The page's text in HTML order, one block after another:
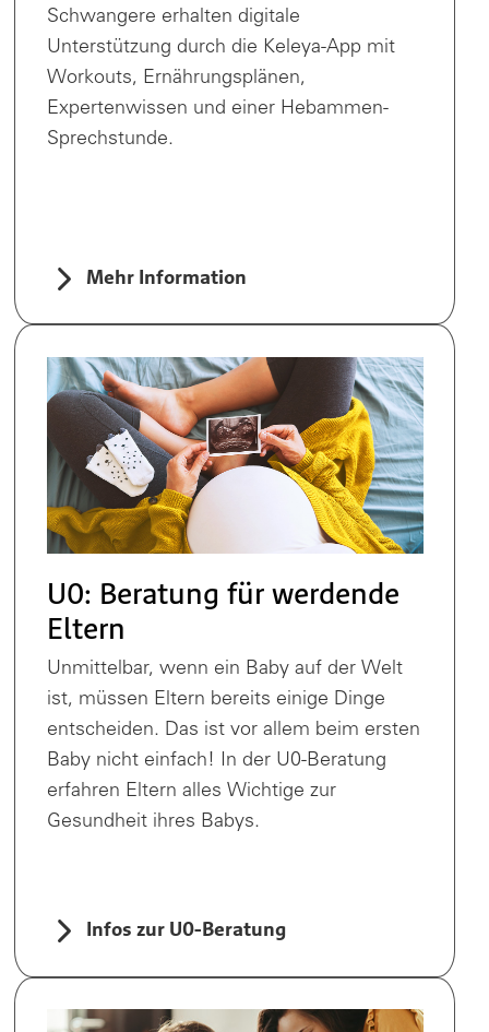
Schwangere erhalten digitale
Unterstützung durch die Keleya-App mit
Workouts, Ernährungsplänen,
Expertenwissen und einer Hebammen-
Sprechstunde.
Mehr Information
U0: Beratung für werdende
Eltern
Unmittelbar, wenn ein Baby auf der Welt
ist, müssen Eltern bereits einige Dinge
entscheiden. Das ist vor allem beim ersten
Baby nicht einfach! In der U0-Beratung
erfahren Eltern alles Wichtige zur
Gesundheit ihres Babys.
Infos zur U0-Beratung